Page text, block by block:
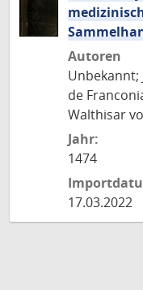
Autoren
Unbekannt;
de
Walthisar
Jahr:
1474
17.03.2022